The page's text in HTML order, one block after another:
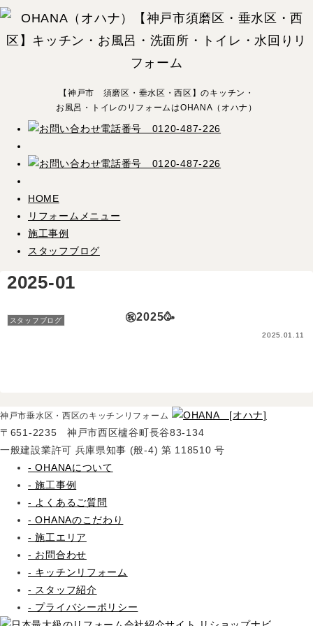
【神戸市 須磨区・垂水区・西区】のキッチン・
お風呂・トイレのリフォームはOHANA（オハナ）
HOME
リフォームメニュー
施工事例
スタッフブログ
2025-01
スタッフブログ ㊗️2025🥳
2025.01.11
神戸市垂水区・西区のキッチンリフォーム
〒651-2235 神戸市西区櫨谷町長谷83-134
一般建設業許可 兵庫県知事 (般-4) 第 118510 号
- OHANAについて
- 施工事例
- よくあるご質問
- OHANAのこだわり
- 施工エリア
- お問合わせ
- キッチンリフォーム
- スタッフ紹介
- プライバシーポリシー